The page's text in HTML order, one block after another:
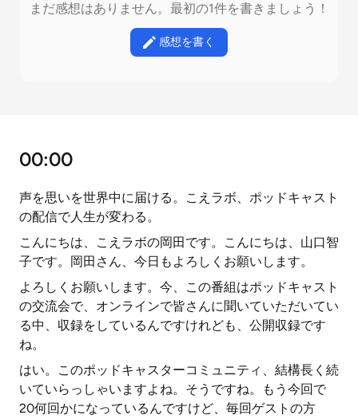
まだ感想はありません。最初の1件を書きましょう！
感想を書く
00:00
声を思いを世界中に届ける。こえラボ、ポッドキャスト
の配信で人生が変わる。
こんにちは、こえラボの岡田です。こんにちは、山口智
子です。岡田さん、今日もよろしくお願いします。
よろしくお願いします。今、この番組はポッドキャスト
の交流会で、オンラインで皆さんに聞いていただいてい
る中、収録をしているんですけれども、公開収録です
ね。
はい。このポッドキャスターコミュニティ、結構長く続
いていらっしゃいますよね。そうですね。もう今回で
20何回かになっているんですけど、毎回ゲストの方